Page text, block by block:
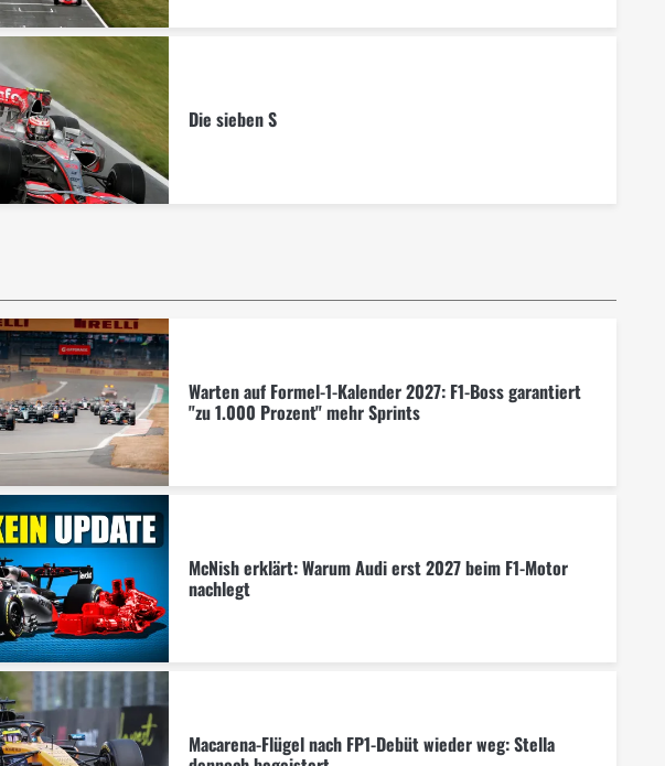
Die sieben S
Warten auf Formel-1-Kalender 2027: F1-Boss garantiert
"zu 1.000 Prozent" mehr Sprints
McNish erklärt: Warum Audi erst 2027 beim F1-Motor
nachlegt
Macarena-Flügel nach FP1-Debüt wieder weg: Stella